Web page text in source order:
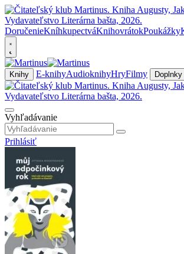
DoručenieKníhkupectváKnihovrátokPoukážky
Knihy E-knihyAudioknihyHryFilmy Doplnky
Vyhľadávanie
Prihlásiť